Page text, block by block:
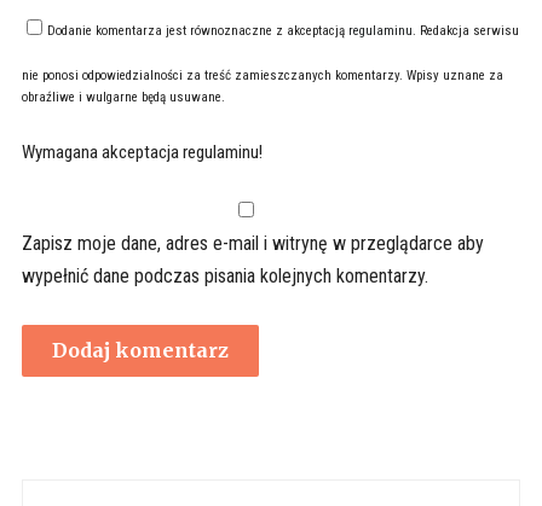
Dodanie komentarza jest równoznaczne z akceptacją regulaminu. Redakcja serwisu
nie ponosi odpowiedzialności za treść zamieszczanych komentarzy. Wpisy uznane za
obraźliwe i wulgarne będą usuwane.
Wymagana akceptacja regulaminu!
Zapisz moje dane, adres e-mail i witrynę w przeglądarce aby
wypełnić dane podczas pisania kolejnych komentarzy.